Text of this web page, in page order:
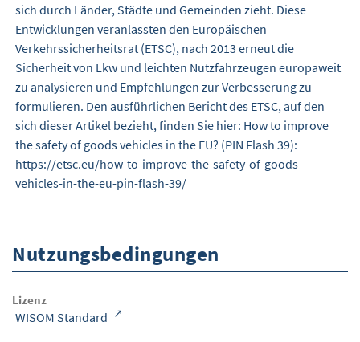
sich durch Länder, Städte und Gemeinden zieht. Diese
Entwicklungen veranlassten den Europäischen
Verkehrssicherheitsrat (ETSC), nach 2013 erneut die
Sicherheit von Lkw und leichten Nutzfahrzeugen europaweit
zu analysieren und Empfehlungen zur Verbesserung zu
formulieren. Den ausführlichen Bericht des ETSC, auf den
sich dieser Artikel bezieht, finden Sie hier: How to improve
the safety of goods vehicles in the EU? (PIN Flash 39):
https://etsc.eu/how-to-improve-the-safety-of-goods-
vehicles-in-the-eu-pin-flash-39/
Nutzungsbedingungen
Lizenz
WISOM Standard